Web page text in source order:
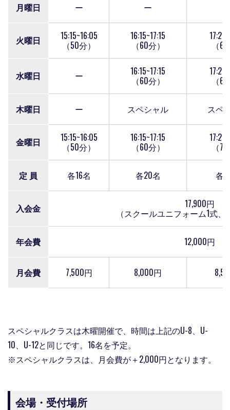
月曜日 ー ー
火曜日 15:15~16:05
（50分）
16:15~17:15
（60分） （
水曜日 ー 16:15~17:15
（60分） （
木曜日 ー スペシャル スペ
金曜日 15:15~16:05
（50分）
16:15~17:15
（60分） （
定 員 各16名 各20名 各
入会金 17,900円
（スクールユニフォーム1式
年会費 12,000円
月会費 7,500円 8,000円
スペシャルクラスは木曜開催で、時間は上記のU-8、U-
10、U-12と同じです。16名を予定。
※スペシャルクラスは、月会費が＋2,000円となります。
会場・受付場所